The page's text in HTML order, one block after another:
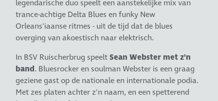
legendarische duo speelt een aanstekelijke mix van
trance-achtige Delta Blues en funky New
Orleans'iaanse ritmes - uit de tijd dat de blues
overging van akoestisch naar elektrisch.
In BSV Ruischerbrug speeltSean Webster met z'n
band. Bluesrocker en soulman Webster is een graag
geziene gast op de nationale en internationale podia.
Met zes platen achter z'n naam, en een spetterend